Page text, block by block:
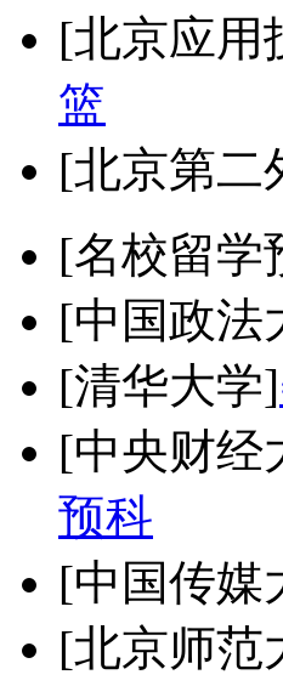
[北京应用
篮
[北京第二
[名校留学
[中国政法
[清华大学]
[中央财经
预科
[中国传媒
[北京师范